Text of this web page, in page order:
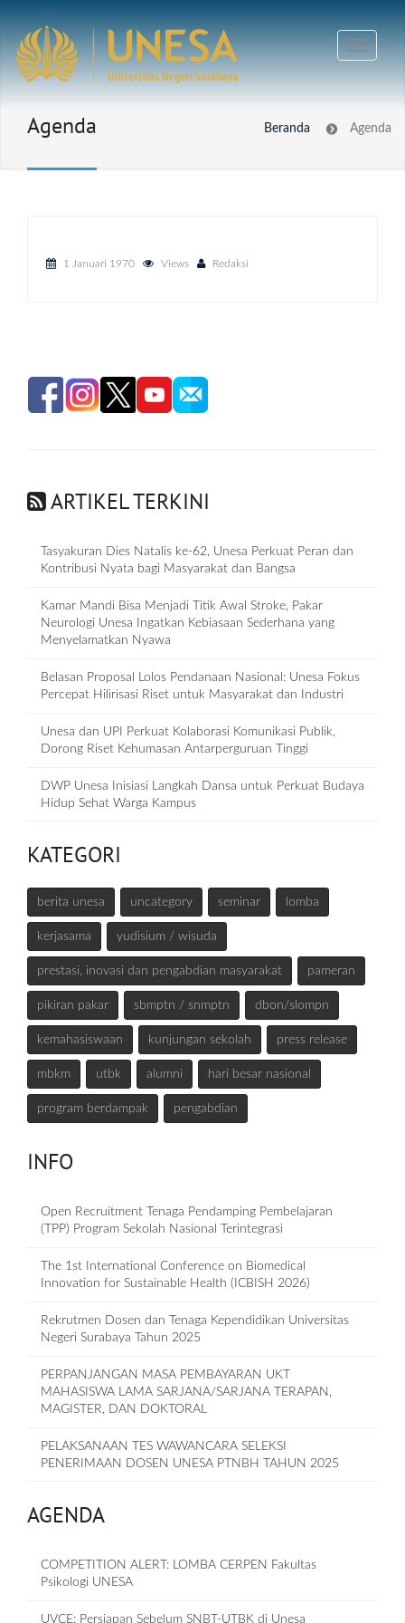
Agenda Beranda Agenda
1 Januari 1970 Views Redaksi
ARTIKEL TERKINI
Tasyakuran Dies Natalis ke-62, Unesa Perkuat Peran dan
Kontribusi Nyata bagi Masyarakat dan Bangsa
Kamar Mandi Bisa Menjadi Titik Awal Stroke, Pakar
Neurologi Unesa Ingatkan Kebiasaan Sederhana yang
Menyelamatkan Nyawa
Belasan Proposal Lolos Pendanaan Nasional: Unesa Fokus
Percepat Hilirisasi Riset untuk Masyarakat dan Industri
Unesa dan UPI Perkuat Kolaborasi Komunikasi Publik,
Dorong Riset Kehumasan Antarperguruan Tinggi
DWP Unesa Inisiasi Langkah Dansa untuk Perkuat Budaya
Hidup Sehat Warga Kampus
KATEGORI
berita unesa uncategory seminar lomba
kerjasama yudisium / wisuda
prestasi, inovasi dan pengabdian masyarakat pameran
pikiran pakar sbmptn / snmptn dbon/slompn
kemahasiswaan kunjungan sekolah press release
mbkm utbk alumni hari besar nasional
program berdampak pengabdian
INFO
Open Recruitment Tenaga Pendamping Pembelajaran
(TPP) Program Sekolah Nasional Terintegrasi
The 1st International Conference on Biomedical
Innovation for Sustainable Health (ICBISH 2026)
Rekrutmen Dosen dan Tenaga Kependidikan Universitas
Negeri Surabaya Tahun 2025
PERPANJANGAN MASA PEMBAYARAN UKT
MAHASISWA LAMA SARJANA/SARJANA TERAPAN,
MAGISTER, DAN DOKTORAL
PELAKSANAAN TES WAWANCARA SELEKSI
PENERIMAAN DOSEN UNESA PTNBH TAHUN 2025
AGENDA
COMPETITION ALERT: LOMBA CERPEN Fakultas
Psikologi UNESA
UVCE: Persiapan Sebelum SNBT-UTBK di Unesa